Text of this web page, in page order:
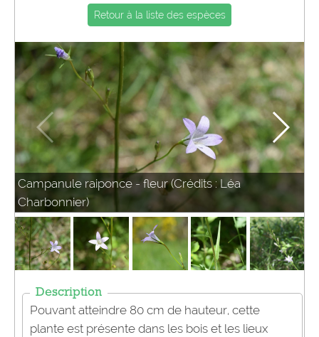
Retour à la liste des espèces
Campanule raiponce - fleur (Crédits : Léa
Charbonnier)
Description
Pouvant atteindre 80 cm de hauteur, cette
plante est présente dans les bois et les lieux